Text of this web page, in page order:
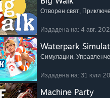
Отворен свят,
Издадена на: 4 авг.
Waterpark
Симулации,
Издадена на: 31 юли
Machine Party